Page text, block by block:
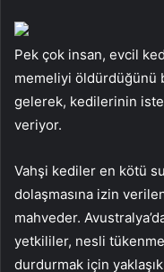
Pek çok insan, evcil
memeliyi öldürdüğünü
gelerek, kedilerinin
veriyor.
Vahşi kediler en kötü
dolaşmasına izin
mahveder.
yetkililer, nesli
durdurmak için